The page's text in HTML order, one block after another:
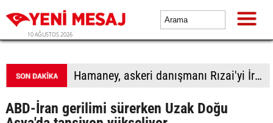
10 AĞUSTOS 2026
Hamaney, askeri danışmanı Rızai'yi İran Ulusal Güvenlik Yüksek Konseyi Genel Sekreteri olarak görevlendirdi
ABD-İran gerilimi sürerken Uzak Doğu